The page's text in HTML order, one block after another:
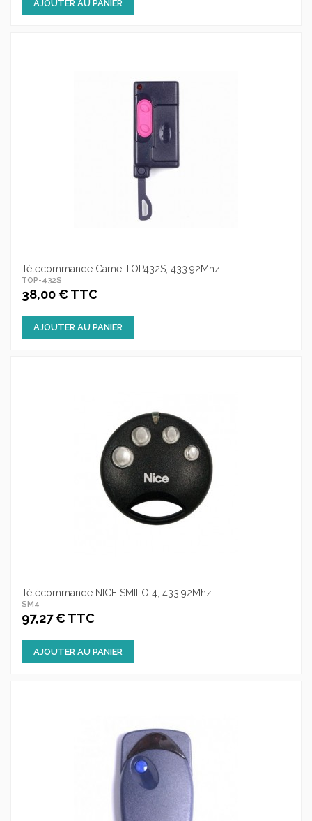
AJOUTER AU PANIER
Télécommande Came TOP432S, 433.92Mhz
TOP-432S
38,00 € TTC
AJOUTER AU PANIER
Télécommande NICE SMILO 4, 433.92Mhz
SM4
97,27 € TTC
AJOUTER AU PANIER